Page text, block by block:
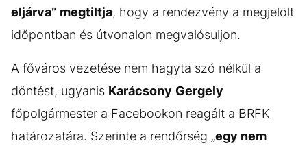
eljárva” megtiltja, hogy a rendezvény a megjelölt
időpontban és útvonalon megvalósuljon.
A főváros vezetése nem hagyta szó nélkül a
döntést, ugyanis Karácsony Gergely
főpolgármester a Facebookon reagált a BRFK
határozatára. Szerinte a rendőrség „egy nem